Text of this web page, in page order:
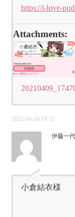
https://i-love-
Attachments:
2021-04-10 19:32
伊藤一
小倉結衣様